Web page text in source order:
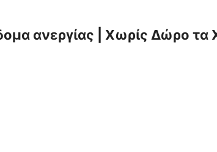
ανεργίας | Χωρίς Δώρο τα